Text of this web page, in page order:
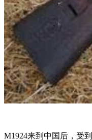
M1924来到中国后，受